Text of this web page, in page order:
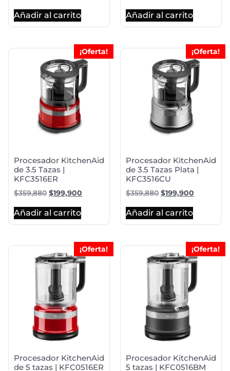
Añadir al carrito Añadir al carrito
¡Oferta!
Procesador KitchenAid
de 3.5 Tazas |
KFC3516ER
$359,880 $199,900
Añadir al carrito
¡Oferta!
Procesador KitchenAid
de 3.5 Tazas Plata |
KFC3516CU
$359,880 $199,900
Añadir al carrito
¡Oferta!
Procesador KitchenAid
de 5 tazas | KFC0516ER
¡Oferta!
Procesador KitchenAid
5 tazas | KFC0516BM